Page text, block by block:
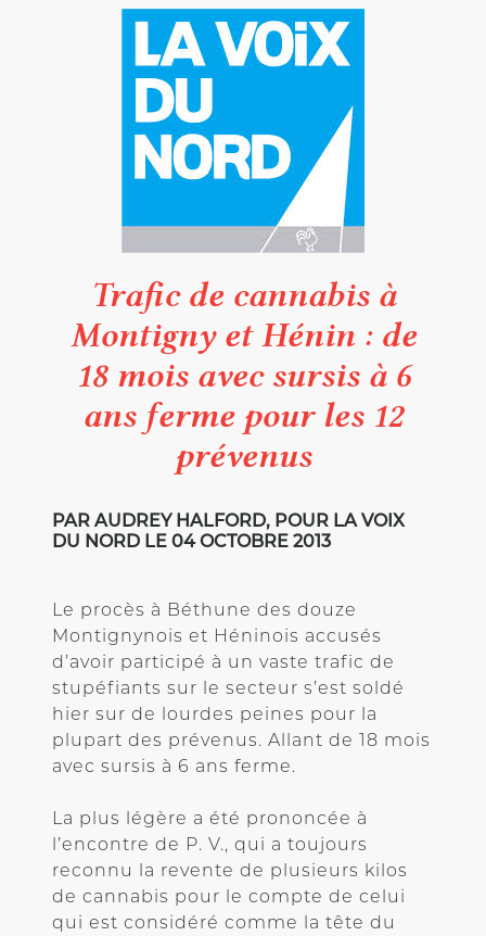
Trafic de cannabis à
Montigny et Hénin : de
18 mois avec sursis à 6
ans ferme pour les 12
prévenus
PAR AUDREY HALFORD, POUR LA VOIX
DU NORD LE 04 OCTOBRE 2013
Le procès à Béthune des douze
Montignynois et Héninois accusés
d’avoir participé à un vaste trafic de
stupéfiants sur le secteur s’est soldé
hier sur de lourdes peines pour la
plupart des prévenus. Allant de 18 mois
avec sursis à 6 ans ferme.
La plus légère a été prononcée à
l’encontre de P. V., qui a toujours
reconnu la revente de plusieurs kilos
de cannabis pour le compte de celui
qui est considéré comme la tête du